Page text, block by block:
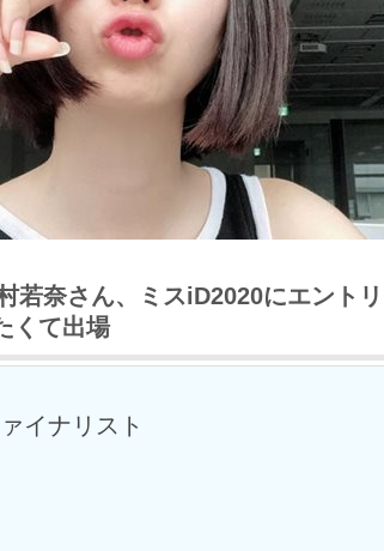
若奈さん、ミスiD2020にエント
くて出場
イナリスト